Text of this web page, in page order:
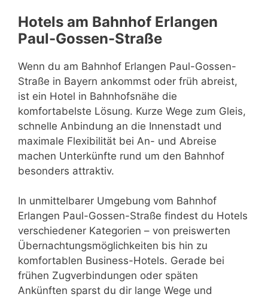
Hotels am Bahnhof Erlangen
Paul-Gossen-Straße
Wenn du am Bahnhof Erlangen Paul-Gossen-
Straße in Bayern ankommst oder früh abreist,
ist ein Hotel in Bahnhofsnähe die
komfortabelste Lösung. Kurze Wege zum Gleis,
schnelle Anbindung an die Innenstadt und
maximale Flexibilität bei An- und Abreise
machen Unterkünfte rund um den Bahnhof
besonders attraktiv.
In unmittelbarer Umgebung vom Bahnhof
Erlangen Paul-Gossen-Straße findest du Hotels
verschiedener Kategorien – von preiswerten
Übernachtungsmöglichkeiten bis hin zu
komfortablen Business-Hotels. Gerade bei
frühen Zugverbindungen oder späten
Ankünften sparst du dir lange Wege und